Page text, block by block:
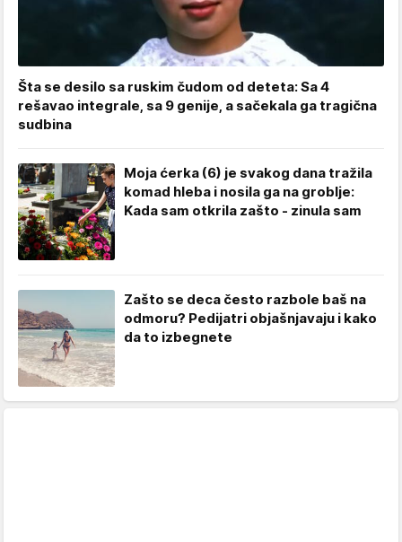
Šta se desilo sa ruskim čudom od deteta: Sa 4
rešavao integrale, sa 9 genije, a sačekala ga tragična
sudbina
Moja ćerka (6) je svakog dana tražila
komad hleba i nosila ga na groblje:
Kada sam otkrila zašto - zinula sam
Zašto se deca često razbole baš na
odmoru? Pedijatri objašnjavaju i kako
da to izbegnete